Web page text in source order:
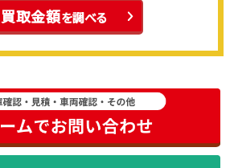
買取金額を調べる